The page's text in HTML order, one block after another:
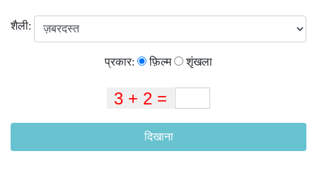
शैली:
प्रकार: फ़िल्म शृंखला
दिखाना